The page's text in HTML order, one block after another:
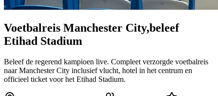
Voetbalreis Manchester City,beleef
Etihad Stadium
Beleef de regerend kampioen live. Compleet verzorgde voetbalreis
naar Manchester City inclusief vlucht, hotel in het centrum en
officieel ticket voor het Etihad Stadium.